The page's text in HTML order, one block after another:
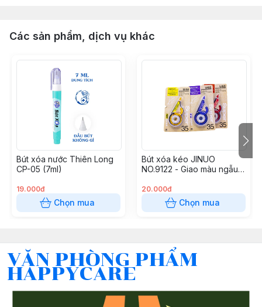
Các sản phẩm, dịch vụ khác
Bút xóa nước Thiên Long
CP-05 (7ml)
19.000đ
Chọn mua
Bút xóa kéo JINUO
NO.9122 - Giao màu ngẫu
20.000đ
Chọn mua
VĂN PHÒNG PHẨM
HAPPYCARE